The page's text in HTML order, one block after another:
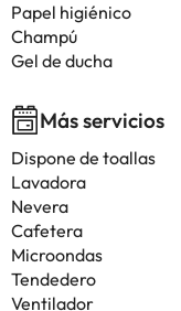
Papel higiénico
Champú
Gel de ducha
Más servicios
Dispone de toallas
Lavadora
Nevera
Cafetera
Microondas
Tendedero
Ventilador